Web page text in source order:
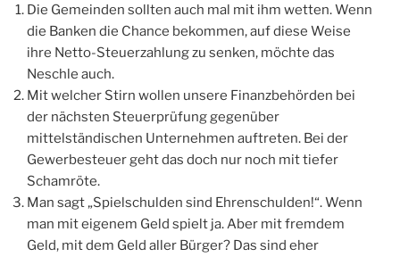
Die Gemeinden sollten auch mal mit ihm wetten. Wenn
die Banken die Chance bekommen, auf diese Weise
ihre Netto-Steuerzahlung zu senken, möchte das
Neschle auch.
Mit welcher Stirn wollen unsere Finanzbehörden bei
der nächsten Steuerprüfung gegenüber
mittelständischen Unternehmen auftreten. Bei der
Gewerbesteuer geht das doch nur noch mit tiefer
Schamröte.
Man sagt „Spielschulden sind Ehrenschulden!“. Wenn
man mit eigenem Geld spielt ja. Aber mit fremdem
Geld, mit dem Geld aller Bürger? Das sind eher